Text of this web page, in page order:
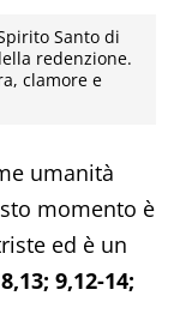
Santo di
redenzione.
clamore e
umanità
momento è
ed è un
9,12-14;